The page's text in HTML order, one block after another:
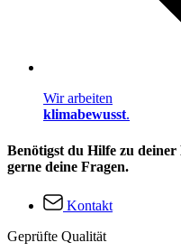
Wir arbeiten
klimabewusst.
Benötigst du Hilfe zu
gerne deine Fragen.
Kontakt
Geprüfte Qualität